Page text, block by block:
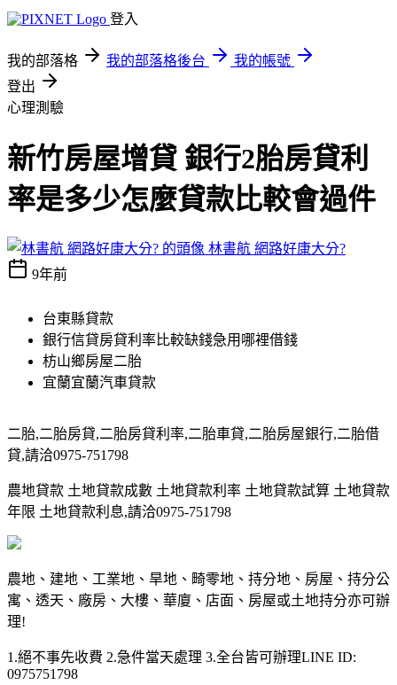
登入
我的部落格 我的部落格後台
我的帳號
登出
心理測驗
新竹房屋增貸 銀行2胎房貸利
率是多少怎麼貸款比較會過件
林書航 網路好康大分?
9年前
台東縣貸款
銀行信貸房貸利率比較缺錢急用哪裡借錢
枋山鄉房屋二胎
宜蘭宜蘭汽車貸款
二胎,二胎房貸,二胎房貸利率,二胎車貸,二胎房屋銀行,二胎借
貸,請洽0975-751798
農地貸款 土地貸款成數 土地貸款利率 土地貸款試算 土地貸款
年限 土地貸款利息,請洽0975-751798
農地、建地、工業地、旱地、畸零地、持分地、房屋、持分公
寓、透天、廠房、大樓、華廈、店面、房屋或土地持分亦可辦
理!
1.絕不事先收費 2.急件當天處理 3.全台皆可辦理LINE ID:
0975751798